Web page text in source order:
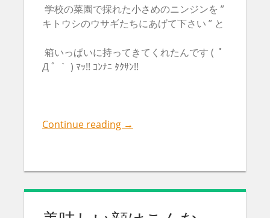
学校の菜園で採れた小さめのニンジンを ”
キトウシのウサギたちにあげて下さい ” と
箱いっぱいに持ってきてくれたんです ( ﾟ
Д ﾟ ｀ ) ﾏｯ!! ｺﾝﾅﾆ ﾀｸｻﾝ!!
Continue reading →